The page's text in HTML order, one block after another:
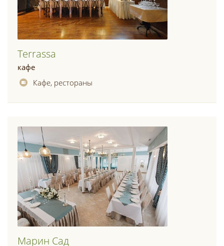
Terrassa
кафе
Кафе, рестораны
Марин Сад